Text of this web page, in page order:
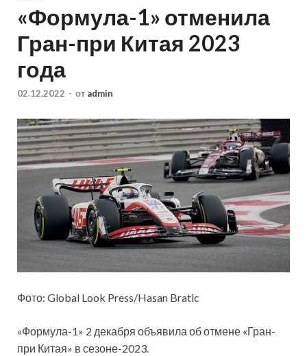
«Формула-1» отменила
Гран-при Китая 2023
года
02.12.2022 - от admin
Фото: Global Look Press/Hasan Bratic
«Формула-1» 2 декабря объявила об отмене «Гран-
при Китая» в сезоне-2023.